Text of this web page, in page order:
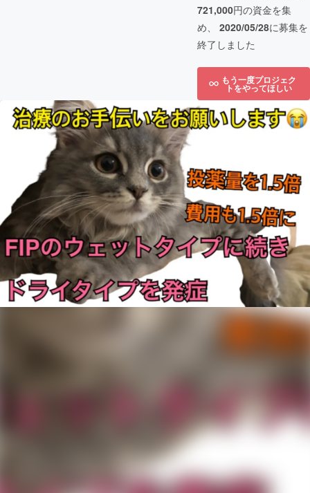
721,000円の資金を集
め、 2020/05/28に募集を
終了しました
もう一度プロジェク
トをやってほしい